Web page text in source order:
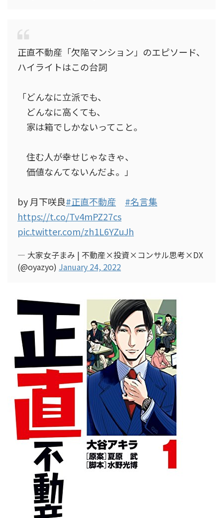
正直不動産「欠陥マンション」のエピソード、
ハイライトはこの台詞
「どんなに立派でも、
どんなに高くても、
家は箱でしかないってこと。
住む人が幸せじゃなきゃ、
価値なんてないんだよ。」
by 月下咲良#正直不動産
#名言集
https://t.co/Tv4mPZ27cs
pic.twitter.com/zh1L6YZuJh
— 大家女子まみ | 不動産×投資×コンサル思考×DX
(@oyazyo) January 24, 2022